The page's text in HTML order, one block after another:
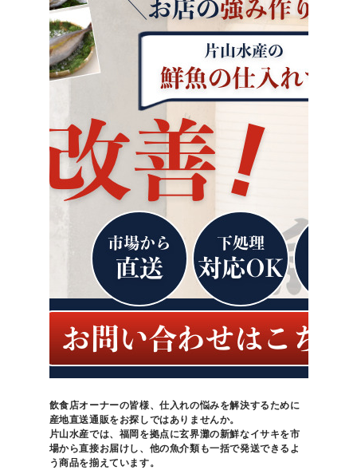
飲食店オーナーの皆様、仕入れの悩みを解決するために
産地直送通販をお探しではありませんか。
片山水産では、福岡を拠点に玄界灘の新鮮なイサキを市
場から直接お届けし、他の魚介類も一括で発送できるよ
う商品を揃えています。